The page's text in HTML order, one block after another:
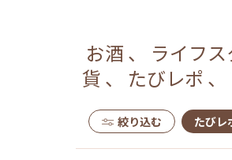
お酒 、 ライフ
貨 、 たびレポ 、
絞り込む たびレ